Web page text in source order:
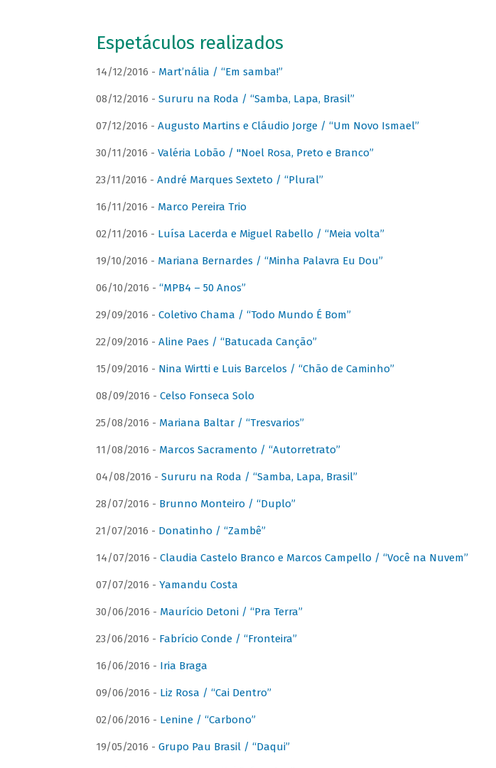
Espetáculos realizados
14/12/2016 - Mart’nália / “Em samba!”
08/12/2016 - Sururu na Roda / “Samba, Lapa, Brasil”
07/12/2016 - Augusto Martins e Cláudio Jorge / “Um Novo Ismael”
30/11/2016 - Valéria Lobão / "Noel Rosa, Preto e Branco”
23/11/2016 - André Marques Sexteto / “Plural”
16/11/2016 - Marco Pereira Trio
02/11/2016 - Luísa Lacerda e Miguel Rabello / “Meia volta”
19/10/2016 - Mariana Bernardes / “Minha Palavra Eu Dou”
06/10/2016 - “MPB4 – 50 Anos”
29/09/2016 - Coletivo Chama / “Todo Mundo É Bom”
22/09/2016 - Aline Paes / “Batucada Canção”
15/09/2016 - Nina Wirtti e Luis Barcelos / “Chão de Caminho”
08/09/2016 - Celso Fonseca Solo
25/08/2016 - Mariana Baltar / “Tresvarios”
11/08/2016 - Marcos Sacramento / “Autorretrato”
04/08/2016 - Sururu na Roda / “Samba, Lapa, Brasil”
28/07/2016 - Brunno Monteiro / “Duplo”
21/07/2016 - Donatinho / “Zambê”
14/07/2016 - Claudia Castelo Branco e Marcos Campello / “Você na Nuvem”
07/07/2016 - Yamandu Costa
30/06/2016 - Maurício Detoni / “Pra Terra”
23/06/2016 - Fabrício Conde / “Fronteira”
16/06/2016 - Iria Braga
09/06/2016 - Liz Rosa / “Cai Dentro”
02/06/2016 - Lenine / “Carbono”
19/05/2016 - Grupo Pau Brasil / “Daqui”